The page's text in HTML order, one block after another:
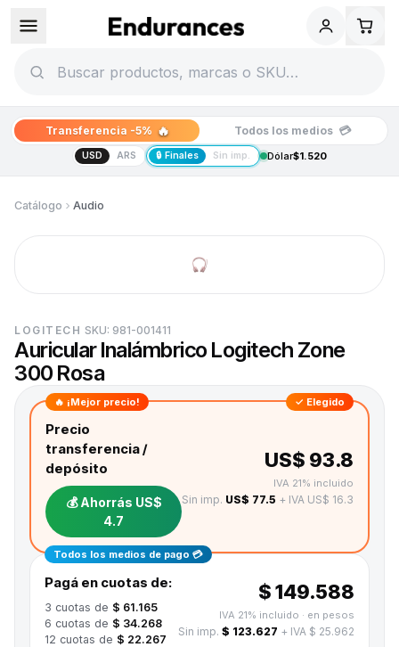
Transferencia -5% 🔥 Todos los medios 💳
USD ARS 🔒 Finales Sin imp. Dólar$1.520
Catálogo Audio
LOGITECH SKU: 981-001411
Auricular Inalámbrico Logitech Zone
300 Rosa
🔥 ¡Mejor precio! ✓ Elegido
Precio
transferencia /
depósito
💰 Ahorrás US$
4.7
US$ 93.8
IVA 21% incluido
Sin imp. US$ 77.5 + IVA US$ 16.3
Todos los medios de pago 💳
Pagá en cuotas de:
3 cuotas de $ 61.165
6 cuotas de $ 34.268
12 cuotas de $ 22.267
$ 149.588
IVA 21% incluido · en pesos
Sin imp. $ 123.627 + IVA $ 25.962